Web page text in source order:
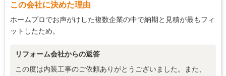
この会社に決めた理由
ホームプロでお声がけした複数企業の中で納期と見積が最もフィ
ットしたため。
リフォーム会社からの返答
この度は内装工事のご依頼ありがとうございました。また、